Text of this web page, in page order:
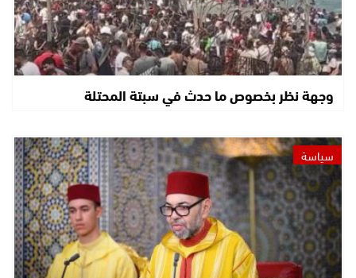
وجهة نظر بخصوص ما حدث في سبتة المحتلة
سياسة